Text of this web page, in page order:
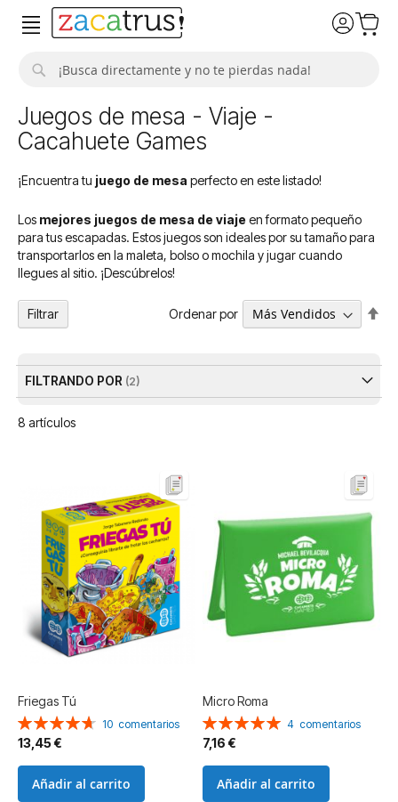
Juegos de mesa - Viaje -
Cacahuete Games
¡Encuentra tu juego de mesa perfecto en este listado!
Los mejores juegos de mesa de viaje en formato pequeño
para tus escapadas. Estos juegos son ideales por su tamaño para
transportarlos en la maleta, bolso o mochila y jugar cuando
llegues al sitio. ¡Descúbrelos!
8 artículos
Ordenar por
Friegas Tú
Valoración:
94%
10 comentarios
13,45 €
Añadir al carrito
Micro Roma
Valoración:
100%
4 comentarios
7,16 €
Añadir al carrito
Filtrar
FILTRANDO POR